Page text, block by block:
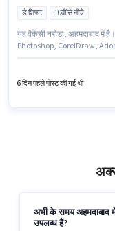
डे शिफ्ट 10वीं से नीचे
यह वैकेंसी नरोडा, अहमदाबाद में
Photoshop, CorelDraw,
वीडियो एडिटर श्रेणी में वीडियोग्राफर के रूप में जुड़ें। यह भूमिका 0 - 1 वर्षो वर्ष के अनुभव वाले
6 दिन पहले पोस्ट की गई थी
अभी के समय अहमदाबाद
उपलब्ध हैं?